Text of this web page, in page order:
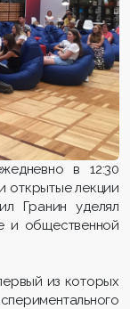
в 12:30
открытые лекции
Гранин уделял
и общественной
из которых